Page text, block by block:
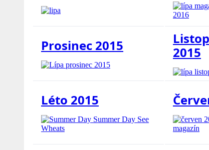
Prosinec 2015
2015
Léto 2015